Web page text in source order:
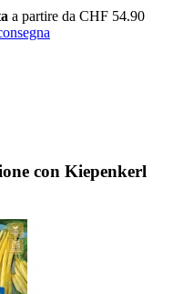
a partire da CHF 54.90
con Kiepenkerl